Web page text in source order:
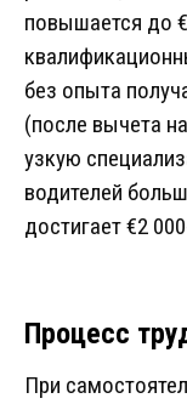
повышается до
без опыта
(после вычета
узкую
водителей
достигает €2
Процесс
При